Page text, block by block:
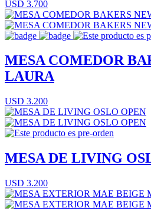
USD 3.700
MESA COMEDOR
LAURA
USD 3.200
MESA DE LIVING
USD 3.200